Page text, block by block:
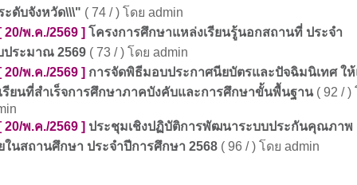
ะดับจังหวัด\\\" ( 74 / ) โดย admin
20/พ.ค./2569 ] โครงการศึกษาแหล่งเรียนรู้นอกสถานที่ ประจำ
ประมาณ 2569 ( 73 / ) โดย admin
20/พ.ค./2569 ] การจัดพิธีมอบประกาศนียบัตรและปัจฉิมนิเทศ ใ
รียนที่สำเร็จการศึกษาภาคบังคับและการศึกษาขั้นพื้นฐาน( 92 / )
20/พ.ค./2569 ] ประชุมเชิงปฏิบัติการพัฒนาระบบประกันคุณภาพ
ในสถานศึกษา ประจำปีการศึกษา 2568 ( 96 / ) โดย admin